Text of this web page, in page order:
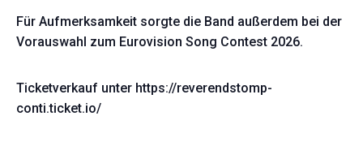
Für Aufmerksamkeit sorgte die Band außerdem bei der
Vorauswahl zum Eurovision Song Contest 2026.
Ticketverkauf unter https://reverendstomp-
conti.ticket.io/